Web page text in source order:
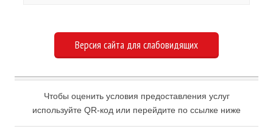
Версия сайта для слабовидящих
Чтобы оценить условия предоставления услуг
используйте QR-код или перейдите по ссылке ниже